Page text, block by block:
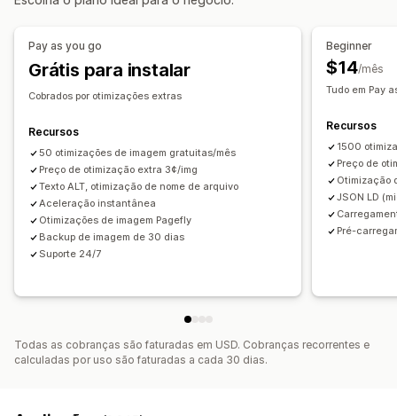
Redirecionamentos Páginas 404 Mapa de sites
Esquemas
Roteiros
Geração por IA
SEO local
Otimização de imagens
Otimização de velocidade
Otimização de conteúdo
Monitoramento de desempenho
Pontuação de SEO
Auditorias
Insights e dicas
Análises Análise de concorrentes
Análise de palavras-chave Análise de velocidade
Análise de links
Testes
Texto alternativo
Upload de arquivo
Pay as you go
Grátis para instalar
Cobrados por otimizações extras
Recursos
50 otimizações de imagem gratuitas/mês
Preço de otimização extra 3¢/img
Texto ALT, otimização de nome de arquivo
Aceleração instantânea
Otimizações de imagem Pagefly
Backup de imagem de 30 dias
Suporte 24/7
Beginner
$14/mês
Tudo em Pay
Recursos
1500
Preço de
Otimização
JSON LD
Pré-
Todas as cobranças são faturadas em USD. Cobranças recorrentes e
calculadas por uso são faturadas a cada 30 dias.